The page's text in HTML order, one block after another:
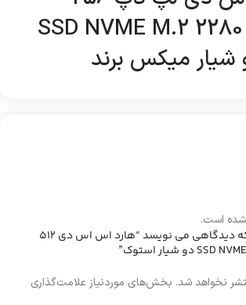
گیگابایت SSD NVME M.2 2280
است.
اولین کسی باشید که دیدگاهی می نویسد “هارد اس اس دی 512
نخواهد شد. بخش‌های موردنیاز علامت‌گذاری